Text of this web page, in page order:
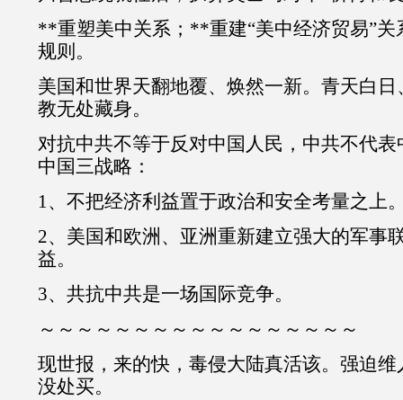
**重塑美中关系；**重建“美中经济贸易”
规则。
美国和世界天翻地覆、焕然一新。青天白
教无处藏身。
对抗中共不等于反对中国人民，中共不代
中国三战略：
1、不把经济利益置于政治和安全考量之上
2、美国和欧洲、亚洲重新建立强大的军事
益。
3、共抗中共是一场国际竞争。
～～～～～～～～～～～～～～～～～
现世报，来的快，毒侵大陆真活该。强迫
没处买。